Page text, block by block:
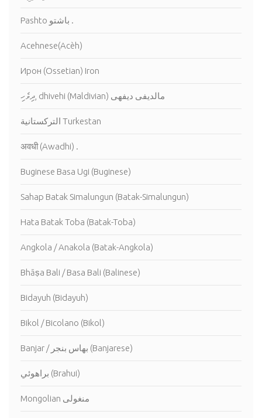
Pashto باشتو .
Acehnese(Acèh)
Ирон (Ossetian) Iron
ދިވެހި, dhivehi (Maldivian) مالديفى ديفهى
التركستانية Turkestan
अवधी (Awadhi) .
Buginese Basa Ugi (Buginese)
Sahap Batak Simalungun (Batak-Simalungun)
Hata Batak Toba (Batak-Toba)
Angkola / Anakola (Batak-Angkola)
Bhāṣa Bali / Basa Bali (Balinese)
Bidayuh (Bidayuh)
Bikol / Bicolano (Bikol)
Banjar / بهاس بنجر (Banjarese)
براهوئي (Brahui)
Mongolian منغولى